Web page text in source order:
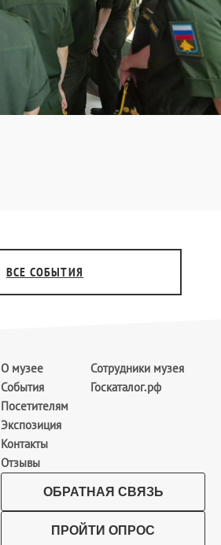
ВСЕ СОБЫТИЯ
О музее
События
Посетителям
Экспозиция
Контакты
Отзывы
Сотрудники музея
Госкаталог.рф
ОБРАТНАЯ СВЯЗЬ
ПРОЙТИ ОПРОС